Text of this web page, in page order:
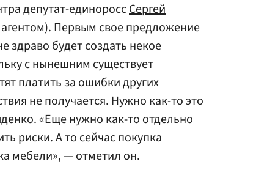
депутат-единороссСергей
Первым свое предложение
будет создать некое
с нынешним существует
платить за ошибки других
не получается. Нужно как-то это
«Еще нужно как-то отдельно
риски. А то сейчас покупка
мебели», — отметил он.